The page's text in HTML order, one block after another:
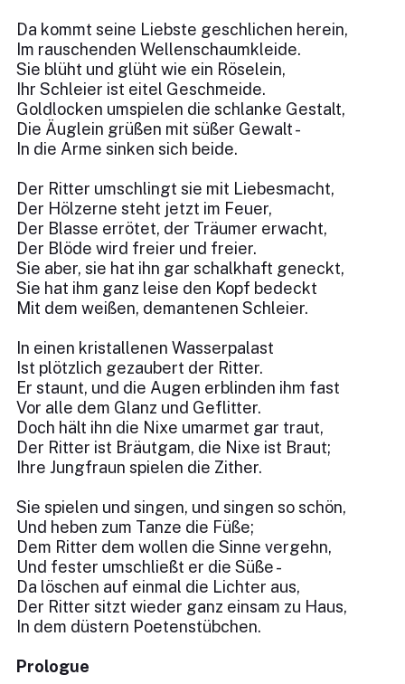
Da kommt seine Liebste geschlichen herein,
Im rauschenden Wellenschaumkleide.
Sie blüht und glüht wie ein Röselein,
Ihr Schleier ist eitel Geschmeide.
Goldlocken umspielen die schlanke Gestalt,
Die Äuglein grüßen mit süßer Gewalt -
In die Arme sinken sich beide.
Der Ritter umschlingt sie mit Liebesmacht,
Der Hölzerne steht jetzt im Feuer,
Der Blasse errötet, der Träumer erwacht,
Der Blöde wird freier und freier.
Sie aber, sie hat ihn gar schalkhaft geneckt,
Sie hat ihm ganz leise den Kopf bedeckt
Mit dem weißen, demantenen Schleier.
In einen kristallenen Wasserpalast
Ist plötzlich gezaubert der Ritter.
Er staunt, und die Augen erblinden ihm fast
Vor alle dem Glanz und Geflitter.
Doch hält ihn die Nixe umarmet gar traut,
Der Ritter ist Bräutgam, die Nixe ist Braut;
Ihre Jungfraun spielen die Zither.
Sie spielen und singen, und singen so schön,
Und heben zum Tanze die Füße;
Dem Ritter dem wollen die Sinne vergehn,
Und fester umschließt er die Süße -
Da löschen auf einmal die Lichter aus,
Der Ritter sitzt wieder ganz einsam zu Haus,
In dem düstern Poetenstübchen.
Prologue